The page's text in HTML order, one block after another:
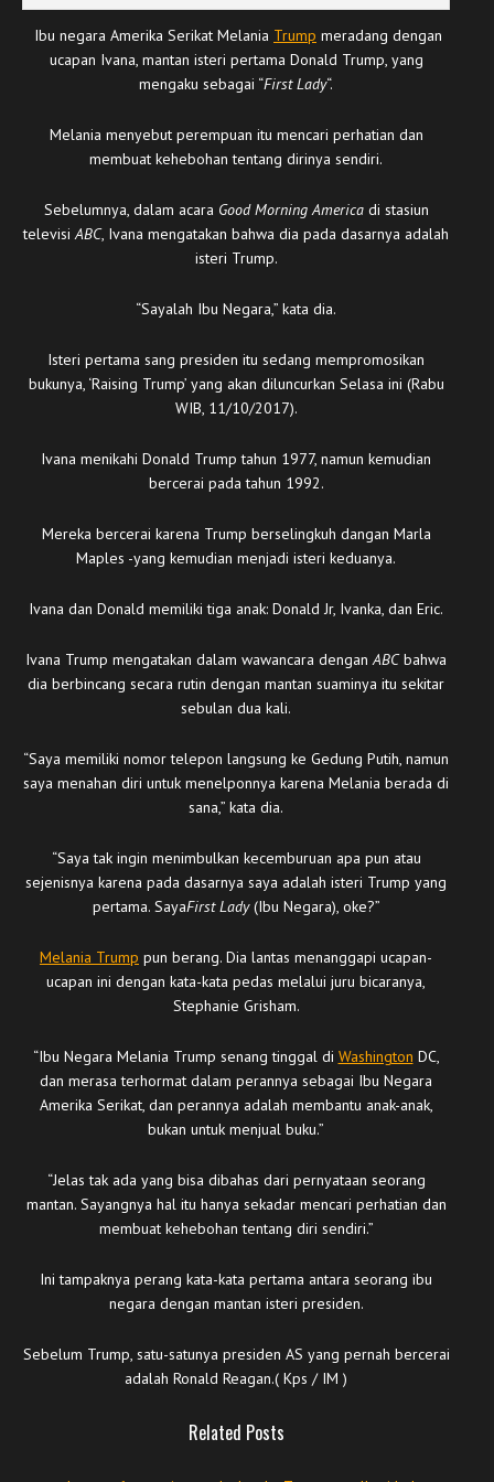
Ibu negara Amerika Serikat Melania Trump meradang dengan
ucapan Ivana, mantan isteri pertama Donald Trump, yang
mengaku sebagai “First Lady“.
Melania menyebut perempuan itu mencari perhatian dan
membuat kehebohan tentang dirinya sendiri.
Sebelumnya, dalam acara Good Morning Americadi stasiun
televisiABC, Ivana mengatakan bahwa dia pada dasarnya adalah
isteri Trump.
“Sayalah Ibu Negara,” kata dia.
Isteri pertama sang presiden itu sedang mempromosikan
bukunya, ‘Raising Trump’ yang akan diluncurkan Selasa ini (Rabu
WIB, 11/10/2017).
Ivana menikahi Donald Trump tahun 1977, namun kemudian
bercerai pada tahun 1992.
Mereka bercerai karena Trump berselingkuh dangan Marla
Maples -yang kemudian menjadi isteri keduanya.
Ivana dan Donald memiliki tiga anak: Donald Jr, Ivanka, dan Eric.
Ivana Trump mengatakan dalam wawancara denganABCbahwa
dia berbincang secara rutin dengan mantan suaminya itu sekitar
sebulan dua kali.
“Saya memiliki nomor telepon langsung ke Gedung Putih, namun
saya menahan diri untuk menelponnya karena Melania berada di
sana,” kata dia.
“Saya tak ingin menimbulkan kecemburuan apa pun atau
sejenisnya karena pada dasarnya saya adalah isteri Trump yang
pertama. SayaFirst Lady(Ibu Negara), oke?”
Melania Trump pun berang. Dia lantas menanggapi ucapan-
ucapan ini dengan kata-kata pedas melalui juru bicaranya,
Stephanie Grisham.
“Ibu Negara Melania Trump senang tinggal di Washington DC,
dan merasa terhormat dalam perannya sebagai Ibu Negara
Amerika Serikat, dan perannya adalah membantu anak-anak,
bukan untuk menjual buku.”
“Jelas tak ada yang bisa dibahas dari pernyataan seorang
mantan. Sayangnya hal itu hanya sekadar mencari perhatian dan
membuat kehebohan tentang diri sendiri.”
Ini tampaknya perang kata-kata pertama antara seorang ibu
negara dengan mantan isteri presiden.
Sebelum Trump, satu-satunya presiden AS yang pernah bercerai
adalah Ronald Reagan.( Kps / IM )
Related Posts